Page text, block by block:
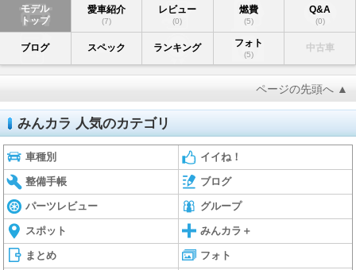
モデル
トップ
愛車紹介
(7)
レビュー
(0)
燃費
(5)
Q&A
(0)
ブログ スペック ランキング フォト
(5)
中古車
ページの先頭へ ▲
みんカラ 人気のカテゴリ
車種別 イイね！
整備手帳 ブログ
パーツレビュー グループ
スポット みんカラ＋
まとめ フォト